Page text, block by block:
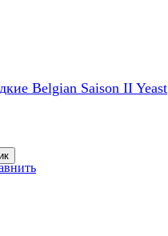
Belgian Saison II Yeast